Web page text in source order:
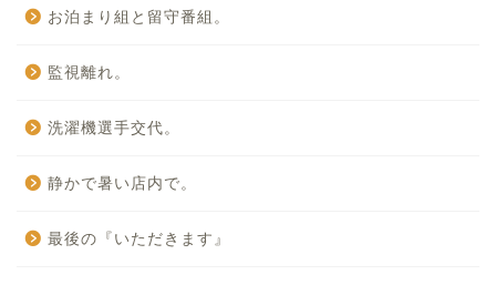
お泊まり組と留守番組。
監視離れ。
洗濯機選手交代。
静かで暑い店内で。
最後の『いただきます』